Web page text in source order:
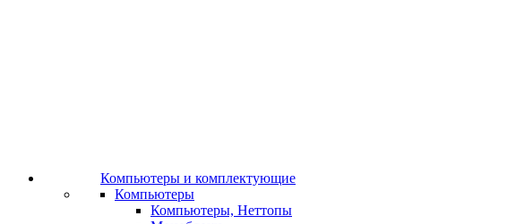
Компьютеры и комплектующие
Компьютеры
Компьютеры, Неттопы